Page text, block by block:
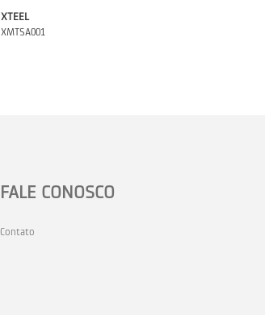
XTEEL
XMTSA001
FALE CONOSCO
Contato